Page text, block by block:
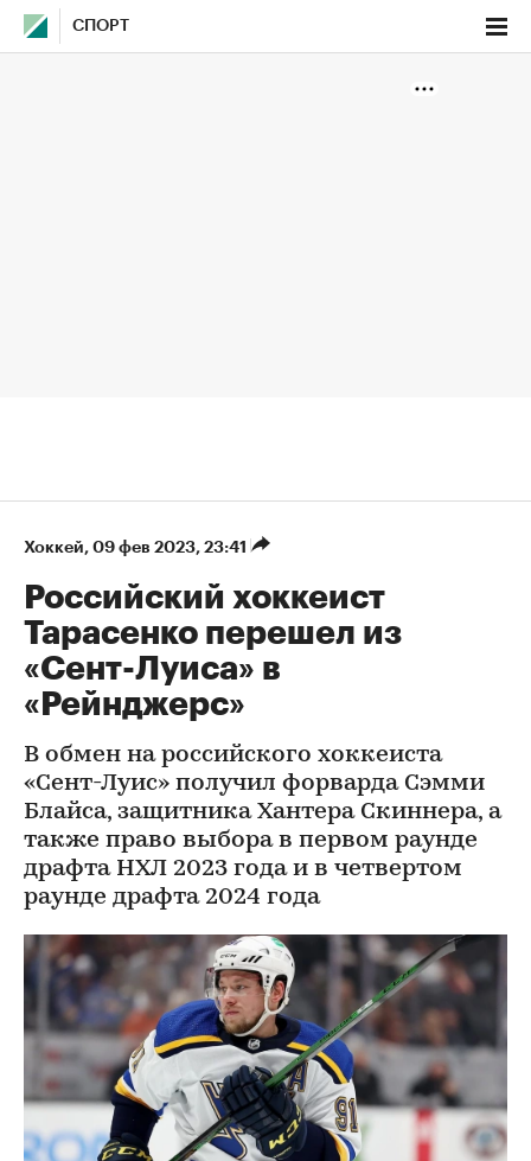
СПОРТ
Хоккей⁠, 09 фев 2023, 23:41
Российский хоккеист
Тарасенко перешел из
«Сент-Луиса» в
«Рейнджерс»
В обмен на российского хоккеиста
«Сент-Луис» получил форварда Сэмми
Блайса, защитника Хантера Скиннера, а
также право выбора в первом раунде
драфта НХЛ 2023 года и в четвертом
раунде драфта 2024 года